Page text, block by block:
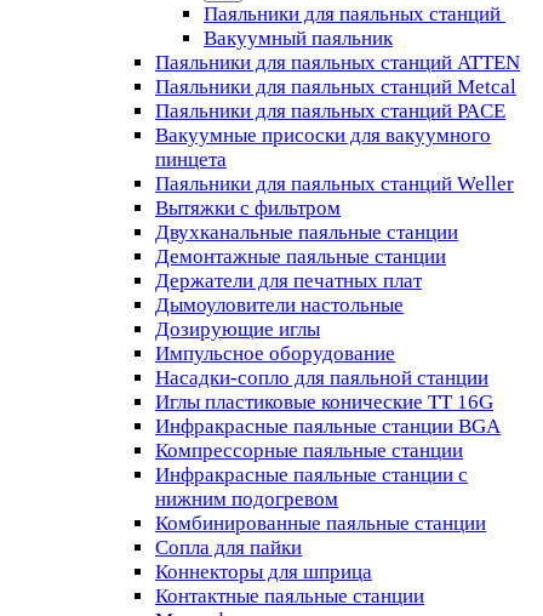
Паяльники для паяльных станций
Вакуумный паяльник
Паяльники для паяльных станций ATTEN
Паяльники для паяльных станций Metcal
Паяльники для паяльных станций PACE
Вакуумные присоски для вакуумного
пинцета
Паяльники для паяльных станций Weller
Вытяжки с фильтром
Двухканальные паяльные станции
Демонтажные паяльные станции
Держатели для печатных плат
Дымоуловители настольные
Дозирующие иглы
Импульсное оборудование
Насадки-сопло для паяльной станции
Иглы пластиковые конические TT 16G
Инфракрасные паяльные станции BGA
Компрессорные паяльные станции
Инфракрасные паяльные станции с
нижним подогревом
Комбинированные паяльные станции
Сопла для пайки
Коннекторы для шприца
Контактные паяльные станции